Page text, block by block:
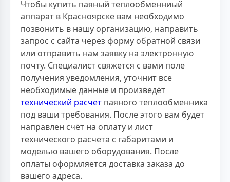
Чтобы купить паяный теплообменниый
аппарат в Красноярске вам необходимо
позвонить в нашу организацию, направить
запрос с сайта через форму обратной связи
или отправить нам заявку на электронную
почту. Специалист свяжется с вами поле
получения уведомления, уточнит все
необходимые данные и произведёт
технический расчет паяного теплообменника
под ваши требования. После этого вам будет
направлен счёт на оплату и лист
технического расчета с габаритами и
моделью вашего оборудования. После
оплаты оформляется доставка заказа до
вашего адреса.